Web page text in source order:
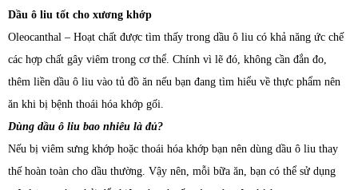
Dầu ô liu tốt cho xương khớp
Oleocanthal – Hoạt chất được tìm thấy trong dầu ô liu có khả năng ức chế
các hợp chất gây viêm trong cơ thể. Chính vì lẽ đó, không cần đắn đo,
thêm liền dầu ô liu vào tủ đồ ăn nếu bạn đang tìm hiểu về thực phẩm nên
ăn khi bị bệnh thoái hóa khớp gối.
Dùng dầu ô liu bao nhiêu là đủ?
Nếu bị viêm sưng khớp hoặc thoái hóa khớp bạn nên dùng dầu ô liu thay
thế hoàn toàn cho dầu thường. Vậy nên, mỗi bữa ăn, bạn có thể sử dụng